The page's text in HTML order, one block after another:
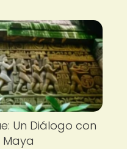
Un Diálogo con
Maya